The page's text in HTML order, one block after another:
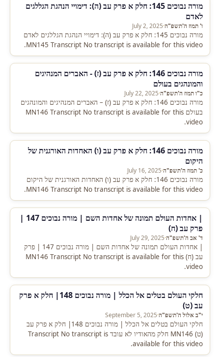
מורה נבוכים 145: חלק א פרק עב (ה): דימויי הנהגת הגללגים
לאדם
ו' תמוז ה'תשפ"ה·
July 2, 2025
מורה נבוכים 145: חלק א פרק עב (ה): דימויי הנהגת הגללגים לאדם
MN145 Transcript No transcript is available for this video.
מורה נבוכים 146: חלק א פרק עב (ז) - האברים המנהיגים
והמונהגים בעולם
כ"ו תמוז ה'תשפ"ה·
July 22, 2025
מורה נבוכים 146: חלק א פרק עב (ז) – האברים המנהיגים והמונהגים
בעולם MN146 Transcript No transcript is available for this
video.
מורה נבוכים 146: חלק א פרק עב (ו) האחדות האורגנית של
היקום
כ' תמוז ה'תשפ"ה·
July 16, 2025
מורה נבוכים 146: חלק א פרק עב (ו) האחדות האורגנית של היקום
MN146 Transcript No transcript is available for this video.
| אחדות העולם תמונה של אחדות השם | מורה נבוכים 147 |
פרק עב (ח)
ד' אב ה'תשפ"ה·
July 29, 2025
| אחדות העולם תמונה של אחדות השם | מורה נבוכים 147 | פרק
עב (ח) MN146 Transcript No transcript is available for this
video.
חלקי העולם בטלים אל הכלל | מורה נבוכים 148| חלק א פרק
עב (ט)
י"ב אלול ה'תשפ"ה·
September 5, 2025
חלקי העולם בטלים אל הכלל | מורה נבוכים 148| חלק א פרק עב
(ט) MN146 חלק מהאודיו לא עובד Transcript No transcript is
available for this video.